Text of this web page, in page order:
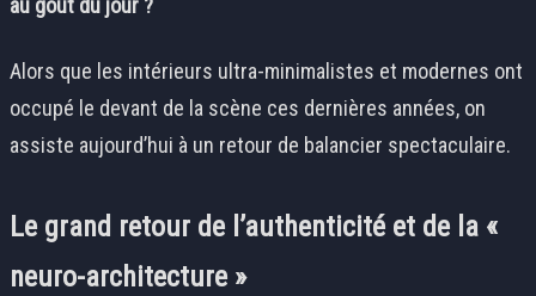
au goût du jour ?
Alors que les intérieurs ultra-minimalistes et modernes ont
occupé le devant de la scène ces dernières années, on
assiste aujourd’hui à un retour de balancier spectaculaire.
Le grand retour de l’authenticité et de la «
neuro-architecture »